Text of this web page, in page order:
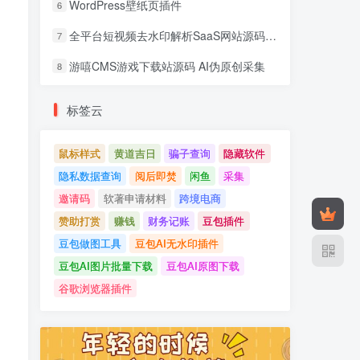
6 WordPress壁纸页插件
7 全平台短视频去水印解析SaaS网站源码 去水印api总站开源版本
8 游嘻CMS游戏下载站源码 AI伪原创采集
标签云
鼠标样式 黄道吉日 骗子查询
隐藏软件
隐私数据查询
阅后即焚 闲鱼
采集
邀请码
软著申请材料
跨境电商
赞助打赏
赚钱 财务记账
豆包插件
豆包做图工具
豆包AI无水印插件
豆包AI图片批量下载
豆包AI原图下载
谷歌浏览器插件